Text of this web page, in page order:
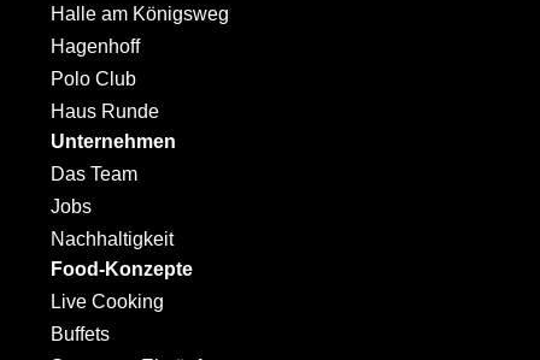
Halle am Königsweg
Hagenhoff
Polo Club
Haus Runde
Unternehmen
Das Team
Jobs
Nachhaltigkeit
Food-Konzepte
Live Cooking
Buffets